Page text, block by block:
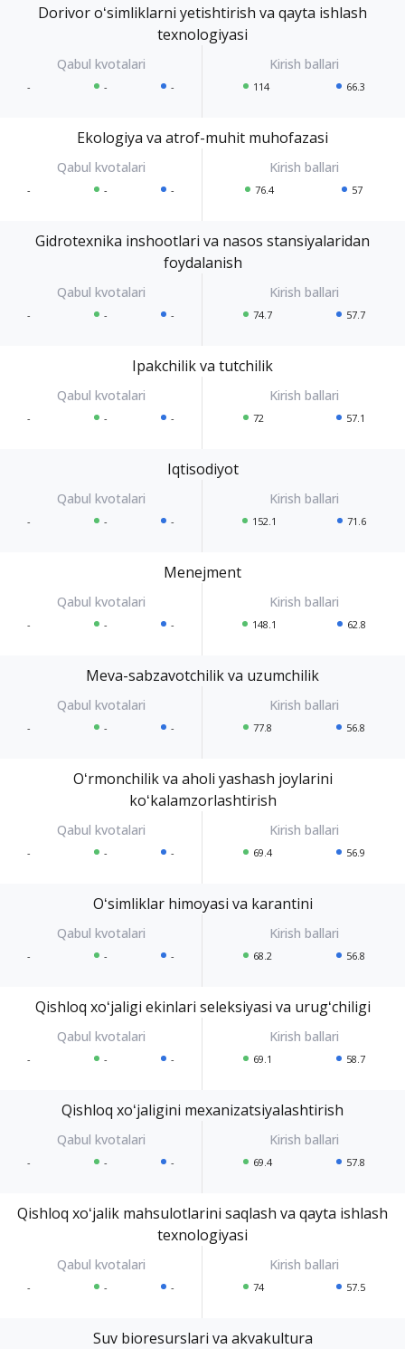
Dorivor oʻsimliklarni yetishtirish va qayta ishlash
texnologiyasi
- - - 114 66.3
Ekologiya va atrof-muhit muhofazasi
- - - 76.4 57
Gidrotexnika inshootlari va nasos stansiyalaridan
foydalanish
- - - 74.7 57.7
Ipakchilik va tutchilik
- - - 72 57.1
Iqtisodiyot
- - - 152.1 71.6
Menejment
- - - 148.1 62.8
Meva-sabzavotchilik va uzumchilik
- - - 77.8 56.8
Oʻrmonchilik va aholi yashash joylarini
koʻkalamzorlashtirish
- - - 69.4 56.9
Oʻsimliklar himoyasi va karantini
- - - 68.2 56.8
Qishloq xoʻjaligi ekinlari seleksiyasi va urugʻchiligi
- - - 69.1 58.7
Qishloq xoʻjaligini mexanizatsiyalashtirish
- - - 69.4 57.8
Qishloq xoʻjalik mahsulotlarini saqlash va qayta ishlash
texnologiyasi
- - - 74 57.5
Suv bioresurslari va akvakultura